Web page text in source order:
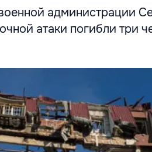
администрации
атаки погибли три